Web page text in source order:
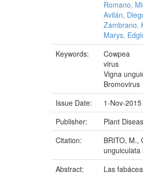
Romano,
Avilán,
Zambrano,
Marys,
Keywords:
Cowpea
virus
Vigna
Bromovirus
Issue Date:
1-Nov-2015
Publisher:
Plant
Citation:
BRITO, M.,
Abstract:
Las